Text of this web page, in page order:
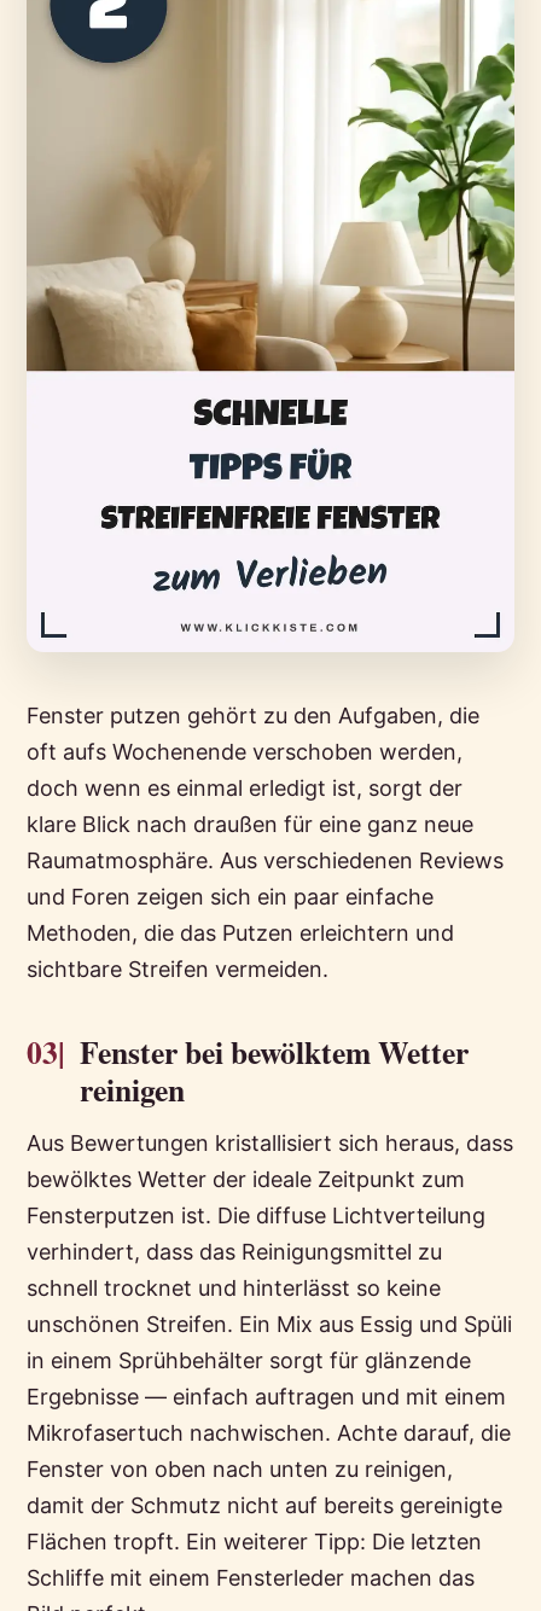
Fenster putzen gehört zu den Aufgaben, die
oft aufs Wochenende verschoben werden,
doch wenn es einmal erledigt ist, sorgt der
klare Blick nach draußen für eine ganz neue
Raumatmosphäre. Aus verschiedenen Reviews
und Foren zeigen sich ein paar einfache
Methoden, die das Putzen erleichtern und
sichtbare Streifen vermeiden.
03| Fenster bei bewölktem Wetter
reinigen
Aus Bewertungen kristallisiert sich heraus, dass
bewölktes Wetter der ideale Zeitpunkt zum
Fensterputzen ist. Die diffuse Lichtverteilung
verhindert, dass das Reinigungsmittel zu
schnell trocknet und hinterlässt so keine
unschönen Streifen. Ein Mix aus Essig und Spüli
in einem Sprühbehälter sorgt für glänzende
Ergebnisse — einfach auftragen und mit einem
Mikrofasertuch nachwischen. Achte darauf, die
Fenster von oben nach unten zu reinigen,
damit der Schmutz nicht auf bereits gereinigte
Flächen tropft. Ein weiterer Tipp: Die letzten
Schliffe mit einem Fensterleder machen das